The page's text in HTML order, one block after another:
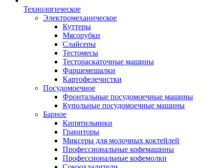
Технологическое
Электромеханическое
Куттеры
Мясорубки
Слайсеры
Тестомесы
Тестораскаточные машины
Фаршемешалки
Картофелечистки
Посудомоечное
Фронтальные посудомоечные машины
Купольные посудомоечные машины
Барное
Кипятильники
Граниторы
Миксеры для молочных коктейлей
Профессиональные кофемашины
Профессиональные кофемолки